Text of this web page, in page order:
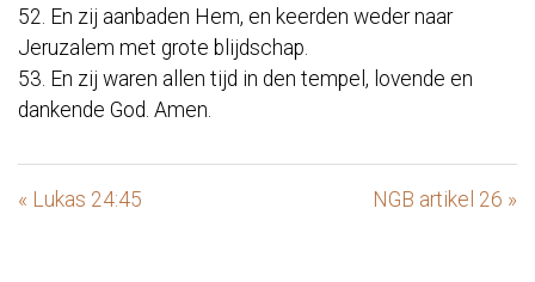
52. En zij aanbaden Hem, en keerden weder naar
Jeruzalem met grote blijdschap.
53. En zij waren allen tijd in den tempel, lovende en
dankende God. Amen.
« Lukas 24:45 NGB artikel 26 »